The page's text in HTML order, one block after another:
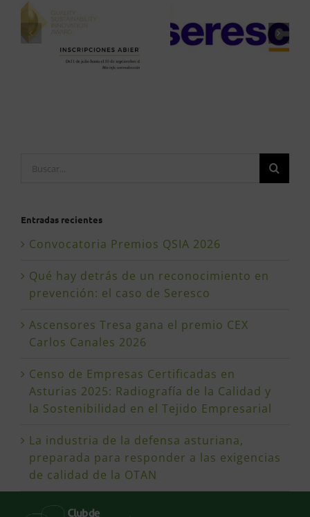
Entradas recientes
Convocatoria Premios QSIA 2026
Qué hay detrás de un reconocimiento en
prevención: el caso de Seresco
Ascensores Tresa gana el premio CEX
Carlos Canales 2026
Censo de Empresas Certificadas en
Asturias 2025: Radiografía de la Calidad y
la Sostenibilidad en el Tejido Empresarial
La industria de la defensa asturiana,
preparada para responder a las exigencias
de calidad de la OTAN